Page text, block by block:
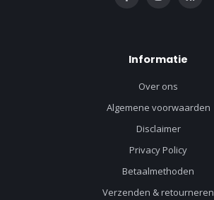
Informatie
Over ons
Algemene voorwaarden
Disclaimer
Privacy Policy
Betaalmethoden
Verzenden & retourneren